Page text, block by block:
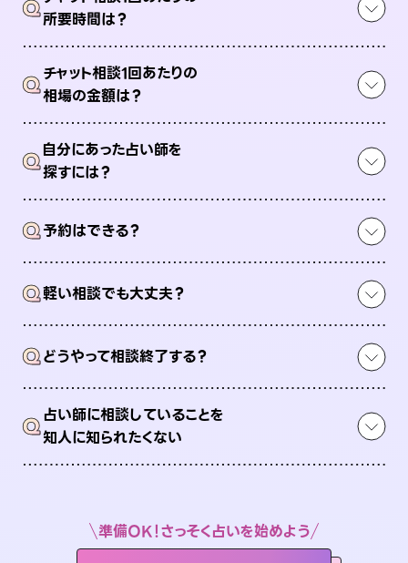
Q所要時間は？
Qチャット相談1回あたりの
相場の金額は？
Q自分にあった占い師を
探すには？
Q予約はできる？
Q軽い相談でも大丈夫？
Qどうやって相談終了する？
Q占い師に相談していることを
知人に知られたくない
準備OK！さっそく占いを始めよう